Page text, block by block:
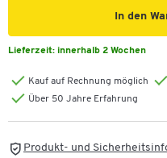
In den
Lieferzeit: innerhalb 2 Wochen
Kauf auf Rechnung möglich
Über 50 Jahre Erfahrung
Produkt- und